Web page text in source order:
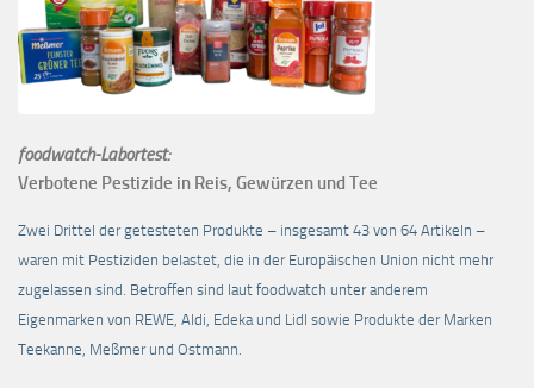
foodwatch-Labortest:
Verbotene Pestizide in Reis, Gewürzen und Tee
Zwei Drittel der getesteten Produkte – insgesamt 43 von 64 Artikeln –
waren mit Pestiziden belastet, die in der Europäischen Union nicht mehr
zugelassen sind. Betroffen sind laut foodwatch unter anderem
Eigenmarken von REWE, Aldi, Edeka und Lidl sowie Produkte der Marken
Teekanne, Meßmer und Ostmann.